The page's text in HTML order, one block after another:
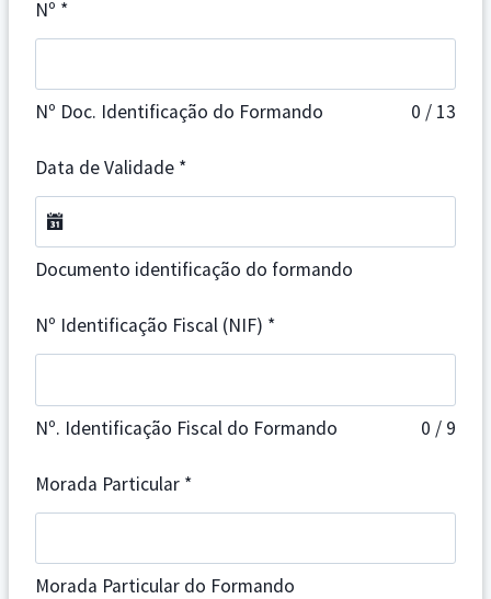
Nº *
Nº Doc. Identificação do Formando 0 / 13
Data de Validade *
Documento identificação do formando
Nº Identificação Fiscal (NIF) *
Nº. Identificação Fiscal do Formando 0 / 9
Morada Particular *
Morada Particular do Formando